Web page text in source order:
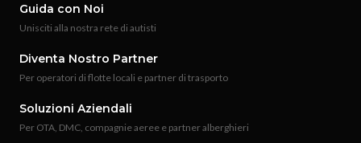
Guida con Noi
Unisciti alla nostra rete di autisti
Diventa Nostro Partner
Per operatori di flotte locali e partner di trasporto
Soluzioni Aziendali
Per OTA, DMC, compagnie aeree e partner alberghieri